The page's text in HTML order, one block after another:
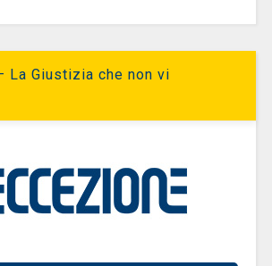
La Giustizia che non vi